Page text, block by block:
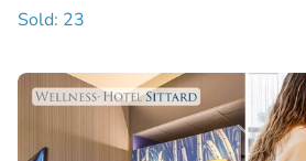
Sold: 23